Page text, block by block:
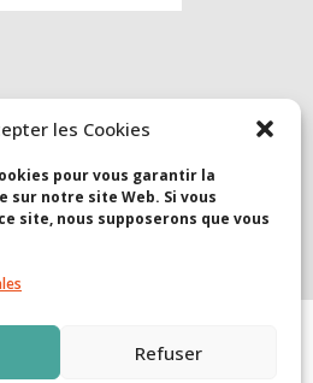
les Cookies
pour vous garantir la
sur notre site Web. Si vous
site, nous supposerons que vous
Refuser
suivre
à la newsletter